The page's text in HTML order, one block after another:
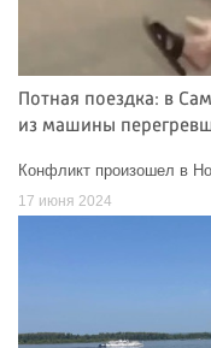
Потная поездка: в
из машины
Конфликт произошел в
17 июня 2024